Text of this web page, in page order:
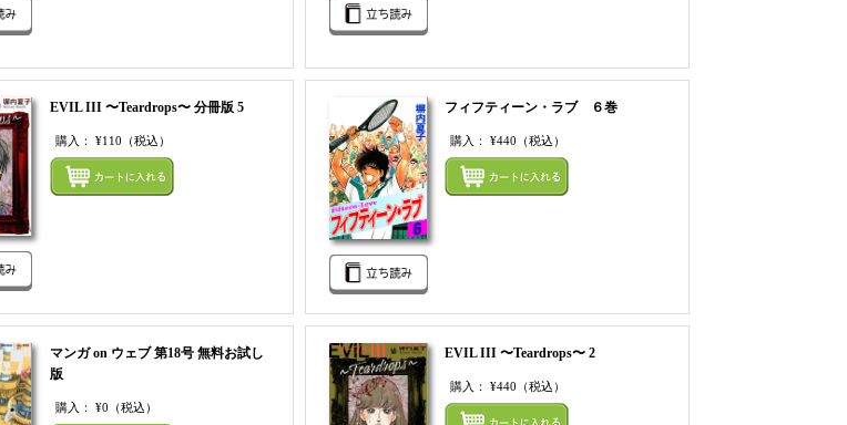
にいれる
EVIL III 〜Teardrops〜 分冊版 5
購入： ¥110 （税込）
まとめてカートにいれる
フィフティーン・ラブ ６巻
購入：¥440 （税込）
にいれる
マンガ on ウェブ 第18号 無料お試し
版
購入： ¥0 （税込）
EVIL III 〜Teardrops〜 2
購入：¥440 （税込）